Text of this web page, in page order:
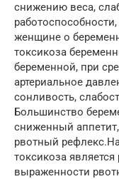
снижению веса,
женщине о
токсикоза
беременной, при
артериальное
сонливость,
Большинство
сниженный
рвотный
токсикоза
выраженности